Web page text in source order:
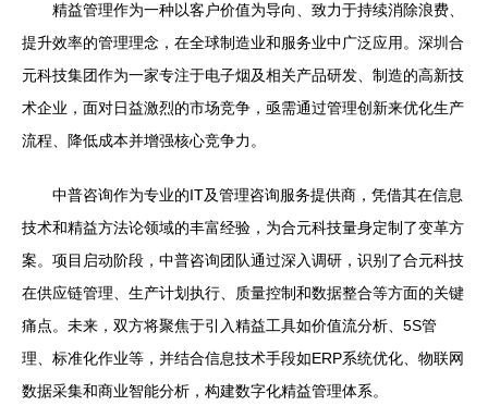
精益管理作为一种以客户价值为导向、致力于持续消除浪费、
提升效率的管理理念，在全球制造业和服务业中广泛应用。深圳合
元科技集团作为一家专注于电子烟及相关产品研发、制造的高新技
术企业，面对日益激烈的市场竞争，亟需通过管理创新来优化生产
流程、降低成本并增强核心竞争力。
中普咨询作为专业的IT及管理咨询服务提供商，凭借其在信息
技术和精益方法论领域的丰富经验，为合元科技量身定制了变革方
案。项目启动阶段，中普咨询团队通过深入调研，识别了合元科技
在供应链管理、生产计划执行、质量控制和数据整合等方面的关键
痛点。未来，双方将聚焦于引入精益工具如价值流分析、5S管
理、标准化作业等，并结合信息技术手段如ERP系统优化、物联网
数据采集和商业智能分析，构建数字化精益管理体系。